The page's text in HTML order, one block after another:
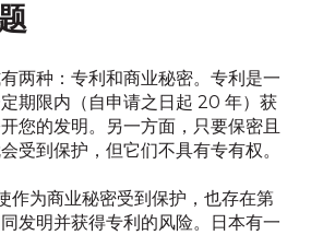
两种：专利和商业秘密。专利是一
期限内（自申请之日起 20 年）获
您的发明。另一方面，只要保密且
受到保护，但它们不具有专有权。
作为商业秘密受到保护，也存在第
发明并获得专利的风险。日本有一